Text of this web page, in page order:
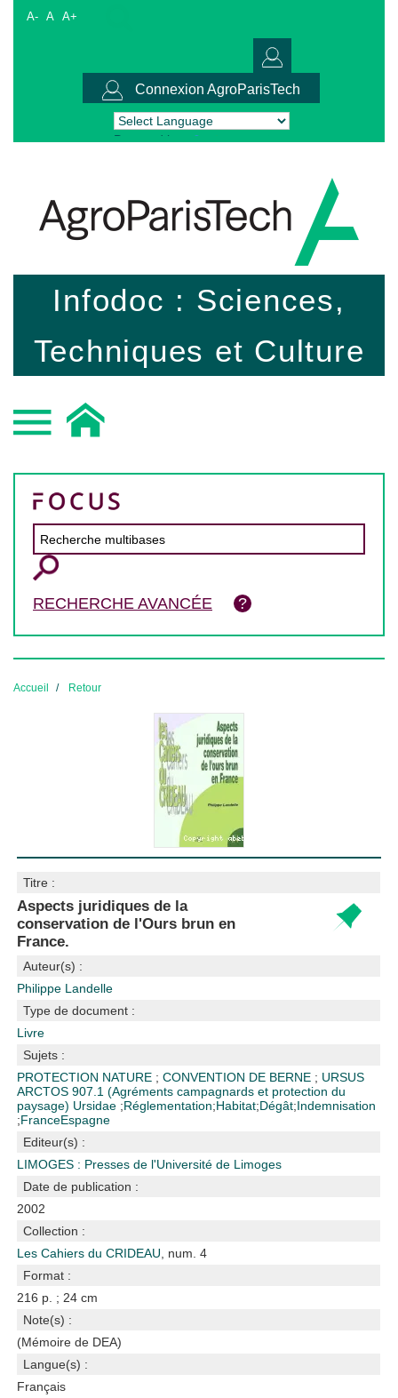
A- A A+
Connexion AgroParisTech
Powered by Translate
Infodoc : Sciences,
Techniques et Culture
RECHERCHE AVANCÉE
Accueil Retour
Titre :
Aspects juridiques de la
conservation de l'Ours brun en
France.
Auteur(s) :
Philippe Landelle
Type de document :
Livre
Sujets :
PROTECTION NATURE ;CONVENTION DE BERNE ; URSUS
ARCTOS907.1 (Agréments campagnards et protection du
paysage) Ursidae ;Réglementation;Habitat;Dégât;Indemnisation
;FranceEspagne
Editeur(s) :
LIMOGES : Presses de l'Université de Limoges
Date de publication :
2002
Collection :
Les Cahiers du CRIDEAU , num. 4
Format :
216 p. ; 24 cm
Note(s) :
(Mémoire de DEA)
Langue(s) :
Français